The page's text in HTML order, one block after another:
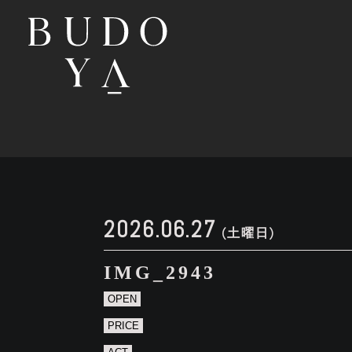
2026.06.27 (土曜日)
IMG_2943
OPEN
PRICE